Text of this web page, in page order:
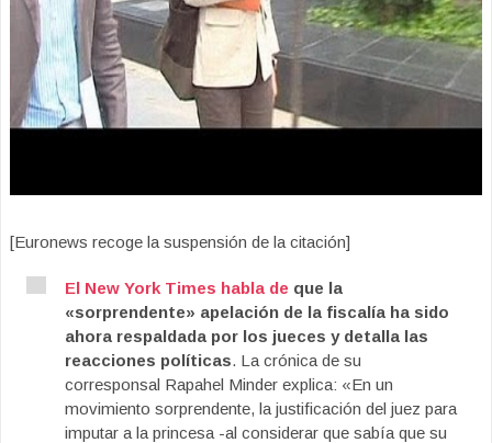
[Euronews recoge la suspensión de la citación]
El New York Times habla de que la
«sorprendente» apelación de la fiscalía ha sido
ahora respaldada por los jueces y detalla las
reacciones políticas. La crónica de su
corresponsal Rapahel Minder explica: «En un
movimiento sorprendente, la justificación del juez para
imputar a la princesa -al considerar que sabía que su